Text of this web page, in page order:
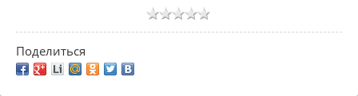
Поделиться